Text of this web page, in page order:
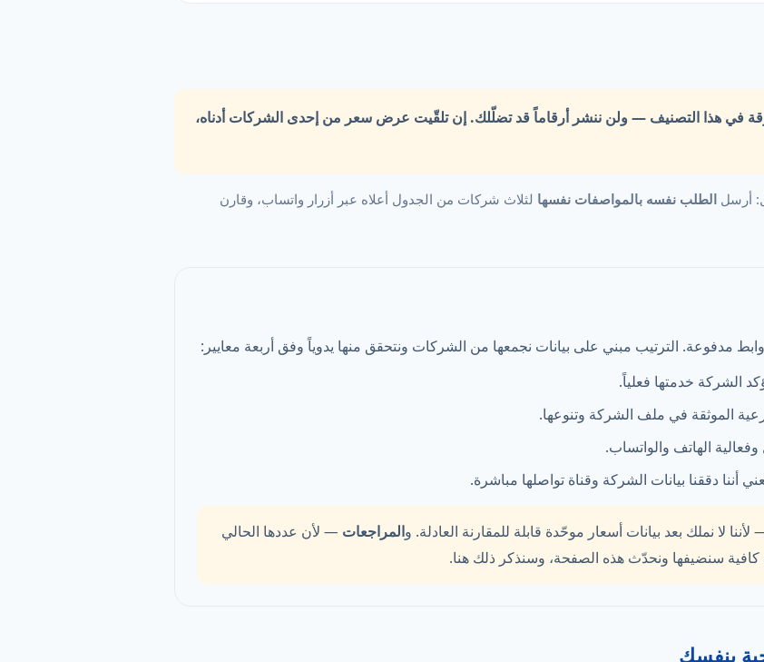
في هذا التصنيف —ولن ننشر أرقاماً قد تضلّلك. إن تلقّيت عرض سعر من إحدى الشركات أدناه،
أرسل الطلب نفسه بالمواصفات نفسها لثلاث شركات من الجدول أعلاه عبر أزرار واتساب، وقارن
مدفوعة. الترتيب مبني على بيانات نجمعها من الشركات ونتحقق منها يدوياً وفق أربعة معايير:
الشركة خدمتها فعلياً.
الموثقة في ملف الشركة وتنوعها.
الهاتف والواتساب.
أننا دققنا بيانات الشركة وقناة تواصلها مباشرة.
لأننا لا نملك بعد بيانات أسعار موحّدة قابلة للمقارنة العادلة. والمراجعات — لأن عددها الحالي
كافية سنضيفها ونحدّث هذه الصفحة، وسنذكر ذلك هنا.
بنفسك